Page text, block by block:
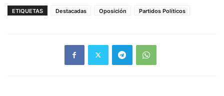
ETIQUETAS Destacadas Oposición Partidos Políticos